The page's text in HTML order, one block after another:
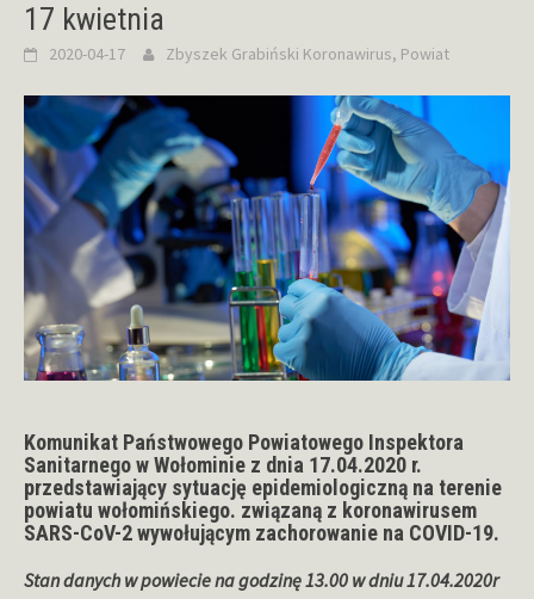
17 kwietnia
2020-04-17 Zbyszek Grabiński Koronawirus, Powiat
Komunikat Państwowego Powiatowego Inspektora
Sanitarnego w Wołominie z dnia 17.04.2020 r.
przedstawiający sytuację epidemiologiczną na terenie
powiatu wołomińskiego. związaną z koronawirusem
SARS-CoV-2 wywołującym zachorowanie na COVID-19.
Stan danych w powiecie na godzinę 13.00 w dniu 17.04.2020r